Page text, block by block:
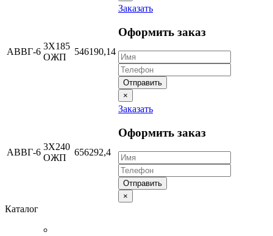
АВВГ-6
3Х185
ОЖП
546190,14
Заказать
Оформить заказ
Отправить
×
АВВГ-6
3Х240
ОЖП
656292,4
Заказать
Оформить заказ
Отправить
×
Каталог